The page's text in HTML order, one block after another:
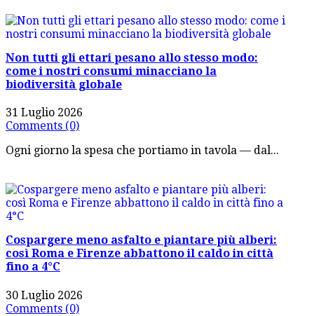
Non tutti gli ettari pesano allo stesso modo:
come i nostri consumi minacciano la
biodiversità globale
31 Luglio 2026
Comments (0)
Ogni giorno la spesa che portiamo in tavola — dal...
Cospargere meno asfalto e piantare più alberi:
così Roma e Firenze abbattono il caldo in città
fino a 4°C
30 Luglio 2026
Comments (0)